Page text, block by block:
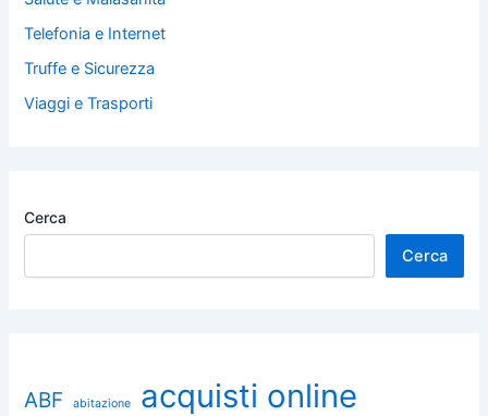
Telefonia e Internet
Truffe e Sicurezza
Viaggi e Trasporti
Cerca
Cerca
ABF abitazione
acquisti online